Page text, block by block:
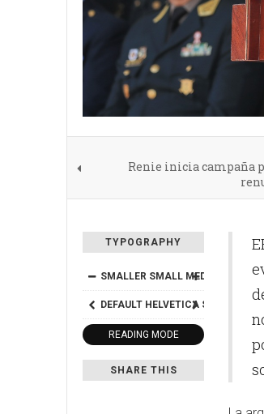
Renie inicia campaña
TYPOGRAPHY
SMALLER SMALL MEDIUM
DEFAULT HELVETICA SEGOE
READING MODE
SHARE THIS